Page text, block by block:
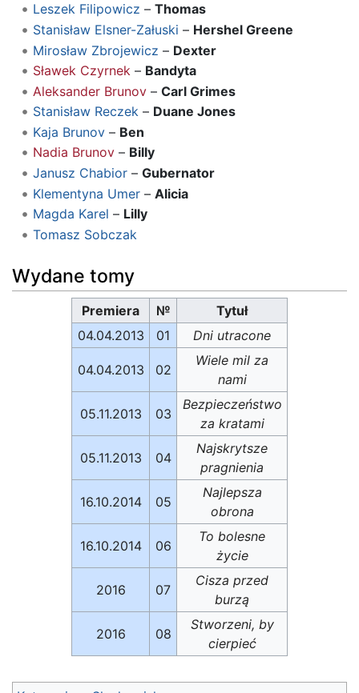
Leszek Filipowicz – Thomas
Stanisław Elsner-Załuski – Hershel Greene
Mirosław Zbrojewicz – Dexter
Sławek Czyrnek– Bandyta
Aleksander Brunov– Carl Grimes
Stanisław Reczek– Duane Jones
Kaja Brunov– Ben
Nadia Brunov– Billy
Janusz Chabior– Gubernator
Klementyna Umer– Alicia
Magda Karel – Lilly
Tomasz Sobczak
Wydane tomy
Premiera №
Tytuł
04.04.2013
01 Dni utracone
04.04.2013 02
Wiele mil za
nami
05.11.2013 03
Bezpieczeństwo
za kratami
05.11.2013 04
Najskrytsze
pragnienia
16.10.2014 05
Najlepsza
obrona
16.10.2014 06
To bolesne
życie
2016 07
Cisza przed
burzą
2016 08
Stworzeni, by
cierpieć